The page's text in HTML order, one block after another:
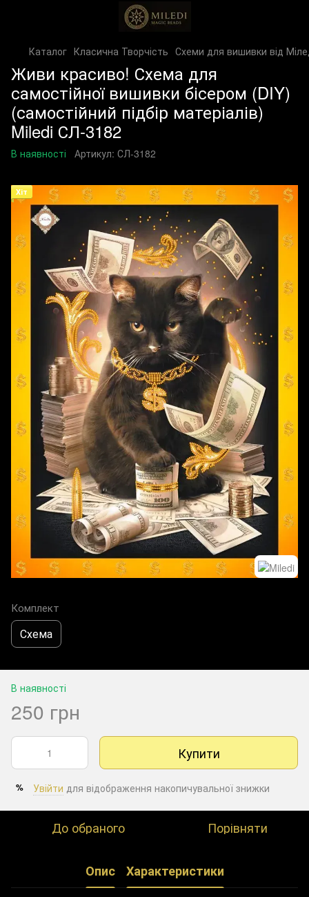
Каталог Класична Творчість Схеми для вишивки від
Живи красиво! Схема для
самостійної вишивки бісером (DIY)
(самостійний підбір матеріалів)
Miledi СЛ-3182
В наявності Артикул: СЛ-3182
Хіт
Комплект
Схема
В наявності
250 грн
Купити
% Увійти для відображення накопичувальної знижки
До обраного Порівняти
Опис Характеристики